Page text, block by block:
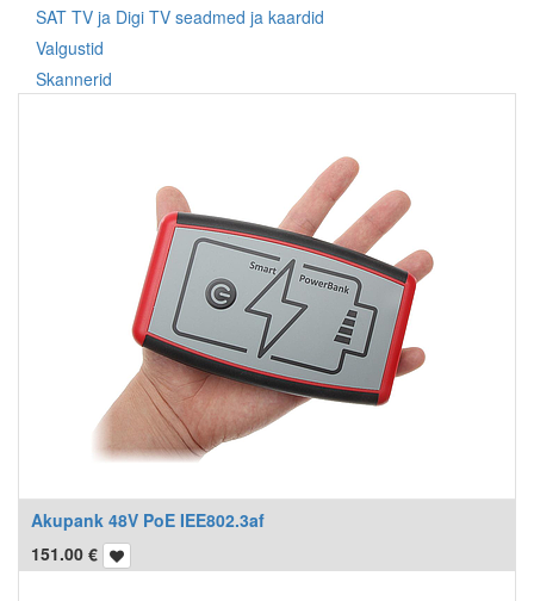
SAT TV ja Digi TV seadmed ja kaardid
Valgustid
Skannerid
Akupank 48V PoE IEE802.3af
151.00 €